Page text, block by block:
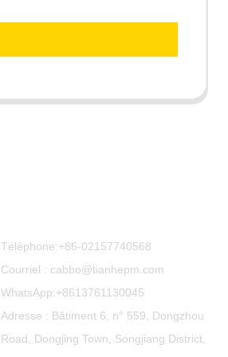
Téléphone:+86-02157740568
Courriel : cabbo@tianhepm.com
WhatsApp:+8613761130045
Adresse : Bâtiment 6, n° 559, Dongzhou
Road, Dongjing Town, Songjiang District,